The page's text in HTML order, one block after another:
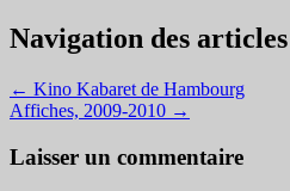
Navigation des articles
← Kino Kabaret de Hambourg
Affiches, 2009-2010 →
Laisser un commentaire